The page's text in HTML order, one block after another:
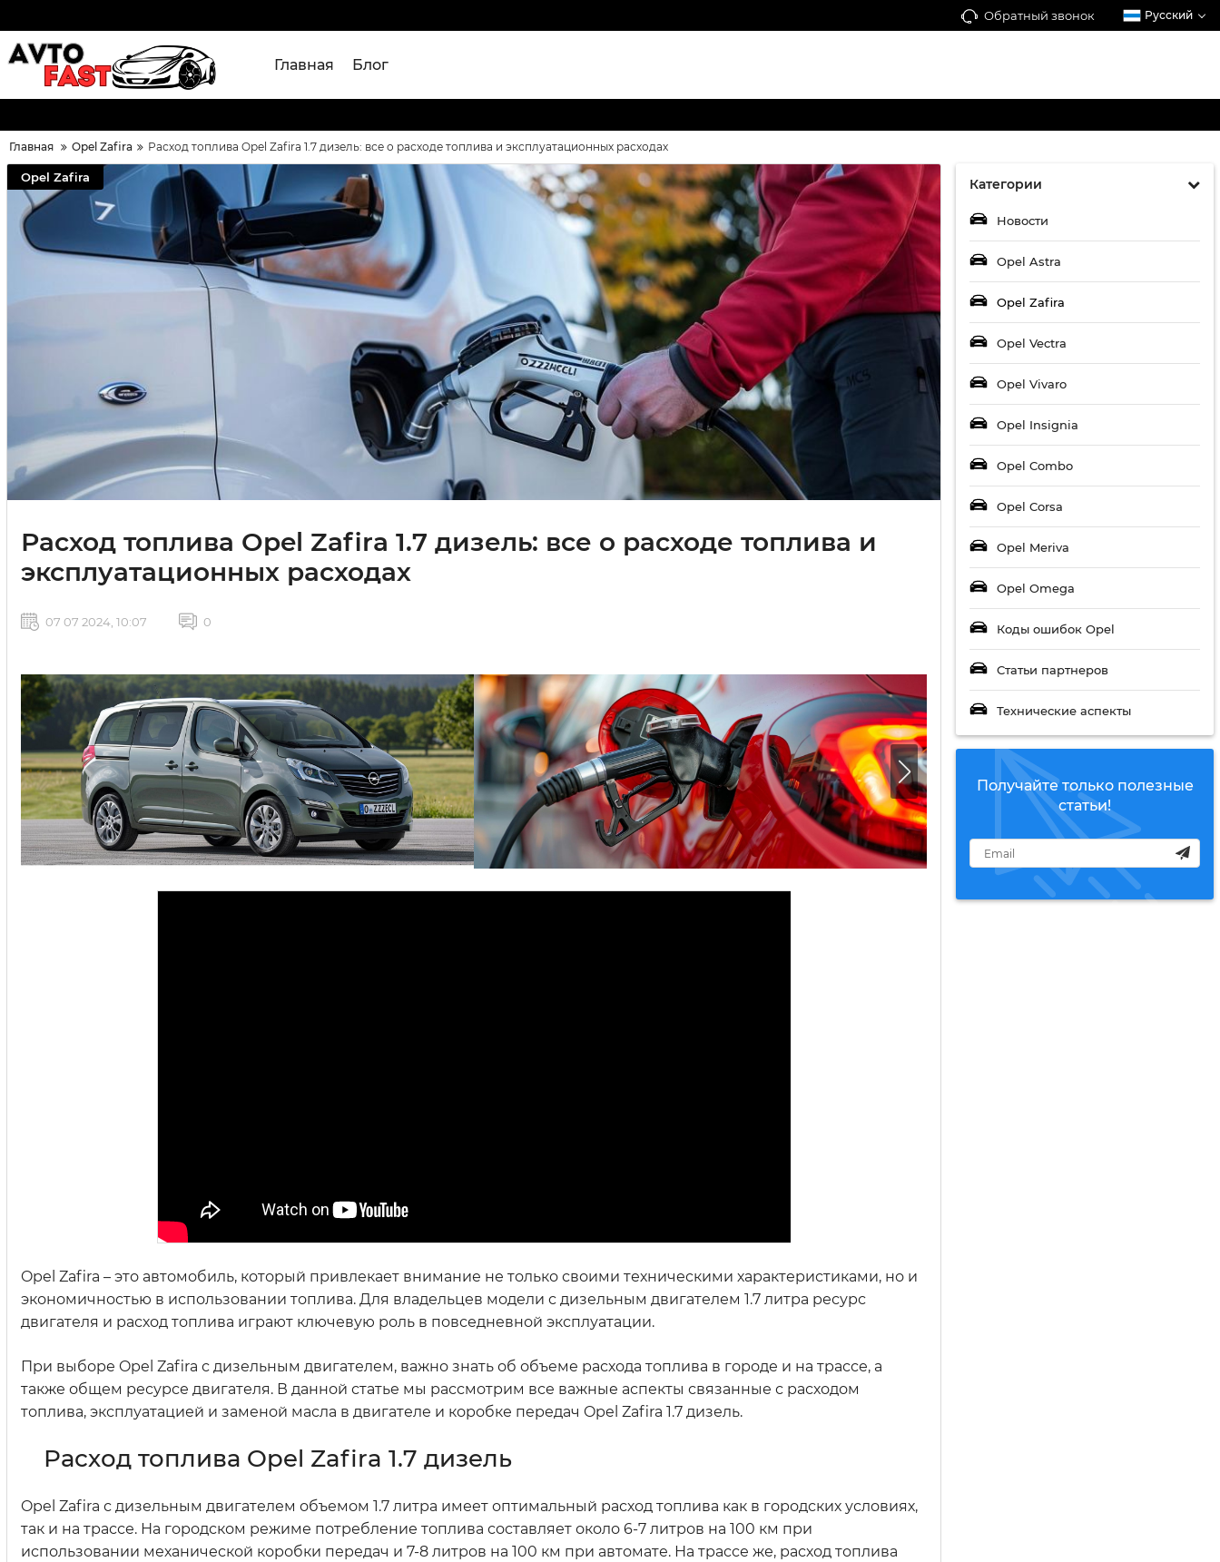
Обратный звонок Русский
Главная Блог
Главная Opel Zafira Расход топлива Opel Zafira 1.7 дизель: все о расходе топлива и эксплуатационных расходах
Категории
Новости
Opel Astra
Opel Zafira
Opel Vectra
Opel Vivaro
Opel Insignia
Opel Combo
Opel Corsa
Opel Meriva
Opel Omega
Коды ошибок Opel
Статьи партнеров
Технические аспекты
Получайте только полезные
статьи!
Opel Zafira
Расход топлива Opel Zafira 1.7 дизель: все о расходе топлива и
эксплуатационных расходах
07 07 2024, 10:07 0
Opel Zafira – это автомобиль, который привлекает внимание не только своими техническими характеристиками, но и
экономичностью в использовании топлива. Для владельцев модели с дизельным двигателем 1.7 литра ресурс
двигателя и расход топлива играют ключевую роль в повседневной эксплуатации.
При выборе Opel Zafira с дизельным двигателем, важно знать об объеме расхода топлива в городе и на трассе, а
также общем ресурсе двигателя. В данной статье мы рассмотрим все важные аспекты связанные с расходом
топлива, эксплуатацией и заменой масла в двигателе и коробке передач Opel Zafira 1.7 дизель.
Расход топлива Opel Zafira 1.7 дизель
Opel Zafira с дизельным двигателем объемом 1.7 литра имеет оптимальный расход топлива как в городских условиях,
так и на трассе. На городском режиме потребление топлива составляет около 6-7 литров на 100 км при
использовании механической коробки передач и 7-8 литров на 100 км при автомате. На трассе же, расход топлива